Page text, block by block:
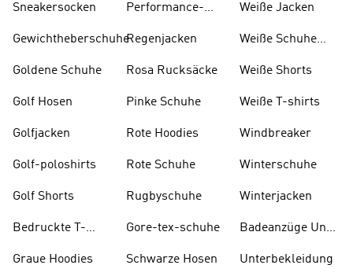
Sneakersocken
Gewichtheberschuhe
Goldene Schuhe
Golf Hosen
Golfjacken
Golf-poloshirts
Golf Shorts
Bedruckte T-
Graue Hoodies
Performance-
Regenjacken
Rosa Rucksäcke
Pinke Schuhe
Rote Hoodies
Rote Schuhe
Rugbyschuhe
Gore-tex-schuhe
Schwarze Hosen
Weiße Jacken
Weiße Schuhe
Weiße Shorts
Weiße T-shirts
Windbreaker
Winterschuhe
Winterjacken
Badeanzüge Und
Unterbekleidung